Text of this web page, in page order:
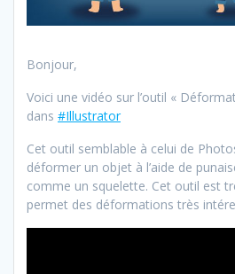
Bonjour,
Voici une vidéo sur l’outil «
dans #Illustrator
Cet outil semblable à celui de
déformer un objet à l’aide de
comme un squelette. Cet outil est
permet des déformations très